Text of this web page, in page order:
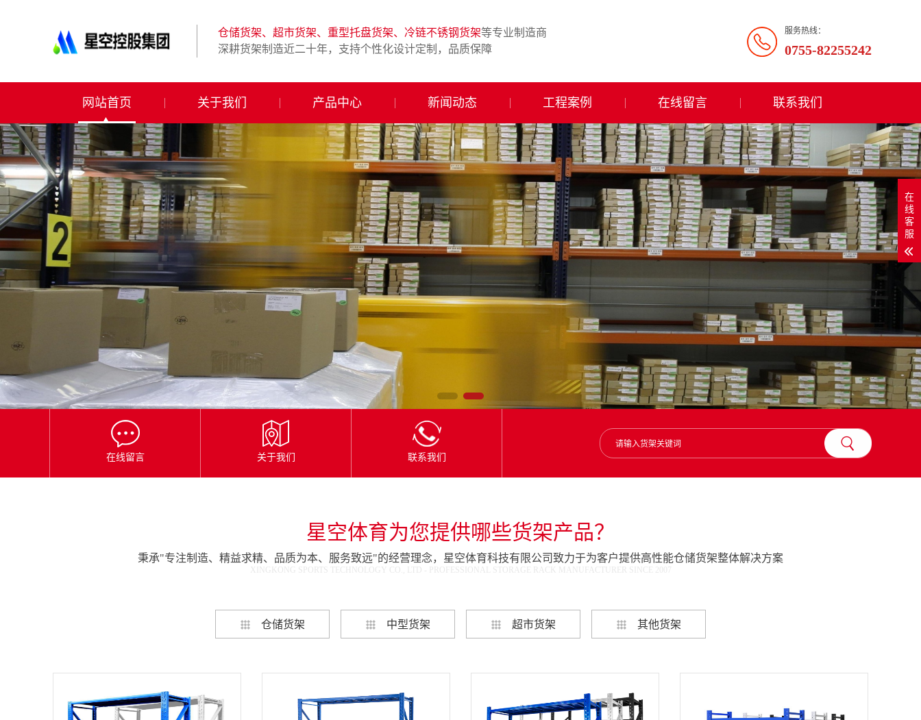
有
仓
储
货
架|
超
货
架|
重
型
货
架
制
造
网
服务热线：
0755-82255242
仓储货架、超市货架、重型托盘货架、冷链不锈钢货架等专业制造商
深耕货架制造近二十年，支持个性化设计定制，品质保障
网站首页 关于我们 产品中心 新闻动态 工程案例 在线留言 联系我们
在线留言 关于我们 联系我们
星空体育为您提供哪些货架产品？
秉承"专注制造、精益求精、品质为本、服务致远"的经营理念，星空体育科技有限公司致力于为客户提供高性能仓储货架整体解决方案
XINGKONG SPORTS TECHNOLOGY CO., LTD - PROFESSIONAL STORAGE RACK MANUFACTURER SINCE 2007
仓储货架 中型货架 超市货架 其他货架
在
线
客
服